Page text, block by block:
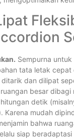
Sempurna
tata letak cepat
dan dilipat
besar dibagi
detik
Karena mudah
bahwa
siap